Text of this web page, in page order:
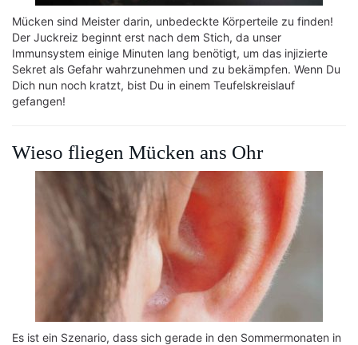
Mücken sind Meister darin, unbedeckte Körperteile zu finden!
Der Juckreiz beginnt erst nach dem Stich, da unser
Immunsystem einige Minuten lang benötigt, um das injizierte
Sekret als Gefahr wahrzunehmen und zu bekämpfen. Wenn Du
Dich nun noch kratzt, bist Du in einem Teufelskreislauf
gefangen!
Wieso fliegen Mücken ans Ohr
Es ist ein Szenario, dass sich gerade in den Sommermonaten in